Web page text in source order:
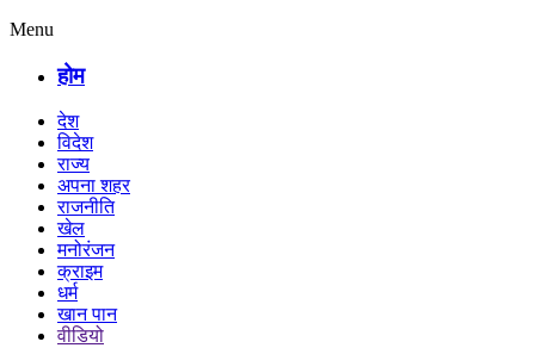
Menu
होम
देश
विदेश
राज्य
अपना शहर
राजनीति
खेल
मनोरंजन
क्राइम
धर्म
खान पान
वीडियो